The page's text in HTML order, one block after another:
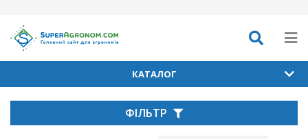
КАТАЛОГ
ФІЛЬТР